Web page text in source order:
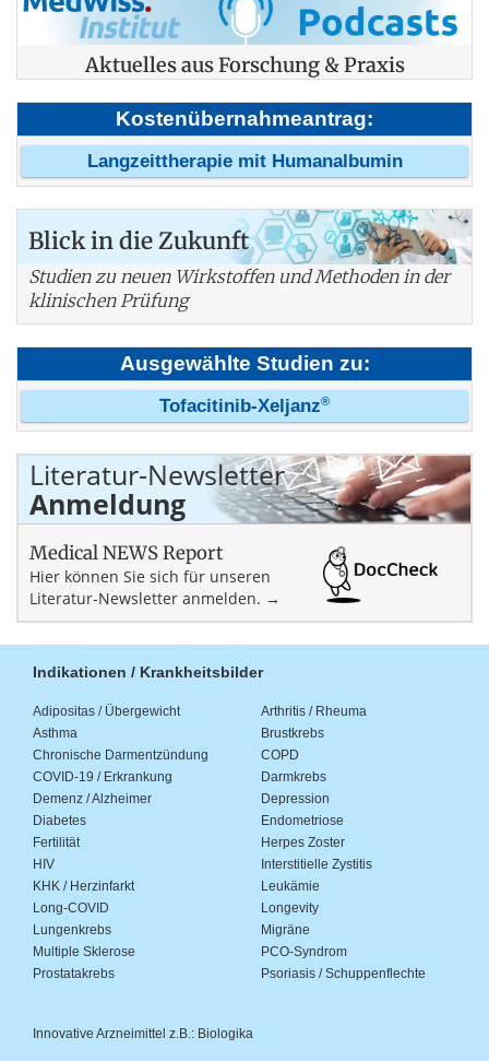
Aktuelles aus Forschung & Praxis
Kostenübernahmeantrag:
Langzeittherapie mit Humanalbumin
Blick in die Zukunft
Studien zu neuen Wirkstoffen und Methoden in der
klinischen Prüfung
Ausgewählte Studien zu:
Tofacitinib-Xeljanz®
Literatur-Newsletter
Anmeldung
Medical NEWS Report
Hier können Sie sich für unseren
Literatur-Newsletter anmelden. →
Indikationen / Krankheitsbilder
Adipositas / Übergewicht
Arthritis / Rheuma
Asthma
Brustkrebs
Chronische Darmentzündung
COPD
COVID-19 / Erkrankung
Darmkrebs
Demenz / Alzheimer
Depression
Diabetes
Endometriose
Fertilität
Herpes Zoster
HIV
Interstitielle Zystitis
KHK / Herzinfarkt
Leukämie
Long-COVID
Longevity
Lungenkrebs
Migräne
Multiple Sklerose
PCO-Syndrom
Prostatakrebs
Psoriasis / Schuppenflechte
Innovative Arzneimittel z.B.: Biologika